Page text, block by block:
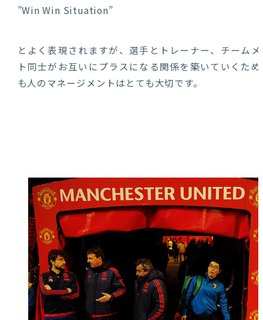
”Win Win Situation”
とよく表現されますが、選手とトレーナー、チーム
ト同士がお互いにプラスになる関係を築いていくた
も人のマネージメントはとても大切です。